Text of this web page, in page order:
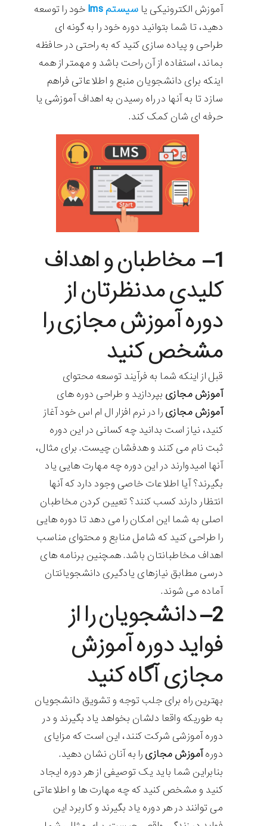
آموزش الکترونیکی یا سیستم lms
خود را توسعه
دهید، تا شما بتوانید دوره خود را به گونه ای
طراحی و پیاده سازی کنید که به راحتی در حافظه
بماند، استفاده از آن راحت باشد و مهمتر از همه
اینکه برای دانشجویان منبع و اطلاعاتی فراهم
سازد تا به آنها در راه رسیدن به اهداف آموزشی یا
حرفه ای شان کمک کند.
1– مخاطبان و اهداف
کلیدی مدنظرتان از
دوره آموزش مجازی را
مشخص کنید
قبل از اینکه شما به فرآیند توسعه محتوای
آموزش مجازی بپردازید و طراحی دوره های
آموزش مجازی را در نرم افزار ال ام اس خود آغاز
کنید، نیاز است بدانید چه کسانی در این دوره
ثبت نام می کنند و هدفشان چیست. برای مثال،
آنها امیدوارند در این دوره چه مهارت هایی یاد
بگیرند؟ آیا اطلاعات خاصی وجود دارد که آنها
انتظار دارند کسب کنند؟ تعیین کردن مخاطبان
اصلی به شما این امکان را می دهد تا دوره هایی
را طراحی کنید که شامل منابع و محتوای مناسب
اهداف مخاطبانتان باشد. همچنین برنامه های
درسی مطابق نیازهای یادگیری دانشجویانتان
آماده می شوند.
2– دانشجویان را از
فواید دوره آموزش
مجازی آگاه کنید
بهترین راه برای جلب توجه و تشویق دانشجویان
به طوریکه واقعا دلشان بخواهد یاد بگیرند و در
دوره آموزشی شرکت کنند، این است که مزایای
دورهآموزش مجازی را به آنان نشان دهید.
بنابراین شما باید یک توصیفی از هر دوره ایجاد
کنید و مشخص کنید که چه مهارت ها و اطلاعاتی
می توانند در هر دوره یاد بگیرند و کاربرد این